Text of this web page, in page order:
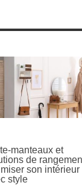
manteaux et
de
son intérieur
style